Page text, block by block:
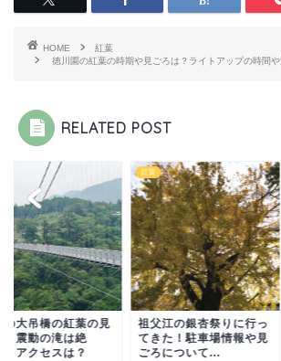
HOME
紅葉
徳川園の紅葉の時期や見ごろは？ライトアップの時間や
RELATED POST
の大吊橋の紅葉の見
？震動の滝は絶
？アクセスは？
紅葉
祖父江の銀杏祭りに行っ
てきた！駐車場情報や見
ごろについて...